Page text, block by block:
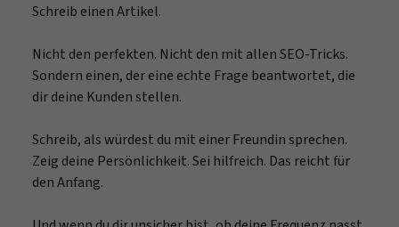
Schreib einen Artikel.
Nicht den perfekten. Nicht den mit allen SEO-Tricks.
Sondern einen, der eine echte Frage beantwortet, die
dir deine Kunden stellen.
Schreib, als würdest du mit einer Freundin sprechen.
Zeig deine Persönlichkeit. Sei hilfreich. Das reicht für
den Anfang.